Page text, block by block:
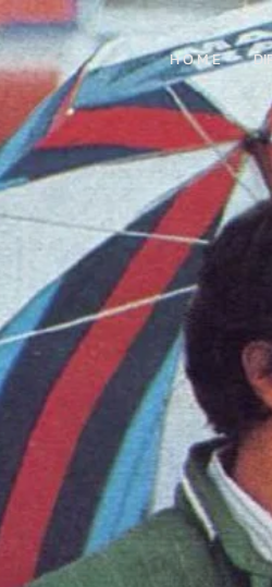
H O M E